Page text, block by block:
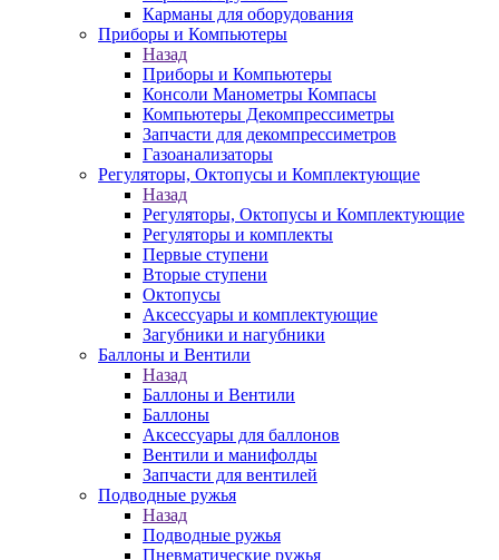
Карманы для оборудования
Приборы и Компьютеры
Назад
Приборы и Компьютеры
Консоли Манометры Компасы
Компьютеры Декомпрессиметры
Запчасти для декомпрессиметров
Газоанализаторы
Регуляторы, Октопусы и Комплектующие
Назад
Регуляторы, Октопусы и Комплектующие
Регуляторы и комплекты
Первые ступени
Вторые ступени
Октопусы
Аксессуары и комплектующие
Загубники и нагубники
Баллоны и Вентили
Назад
Баллоны и Вентили
Баллоны
Аксессуары для баллонов
Вентили и манифолды
Запчасти для вентилей
Подводные ружья
Назад
Подводные ружья
Пневматические ружья